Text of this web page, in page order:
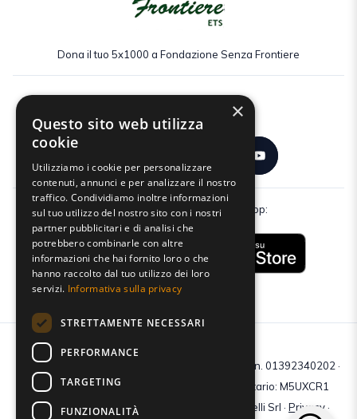
Dona il tuo 5x1000 a Fondazione Senza Frontiere
Scarica gratuitamente la nostra app:
C.F e P.IVA: 01392340202 · Reg.Imp. di Mantova: n. 01392340202 ·
Capitale sociale € 210.400 i.v. · Codice destinatario: M5UXCR1
© 2026 Tutti i diritti riservati · Centro Studi Castelli Srl · Privacy·
×
Questo sito web utilizza
cookie
Utilizziamo i cookie per personalizzare
contenuti, annunci e per analizzare il nostro
traffico. Condividiamo inoltre informazioni
sul tuo utilizzo del nostro sito con i nostri
partner pubblicitari e di analisi che
potrebbero combinarle con altre
informazioni che hai fornito loro o che
hanno raccolto dal tuo utilizzo dei loro
servizi. Informativa sulla privacy
STRETTAMENTE NECESSARI
PERFORMANCE
TARGETING
FUNZIONALITÀ